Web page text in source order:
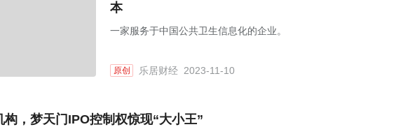
本
一家服务于中国公共卫生信息化的企业。
原创 乐居财经 2023-11-10
构，梦天门IPO控制权惊现“大小王”